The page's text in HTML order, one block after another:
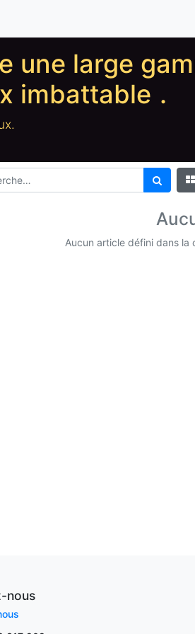
une large
imbattable .
Aucun article défini dans la
nous